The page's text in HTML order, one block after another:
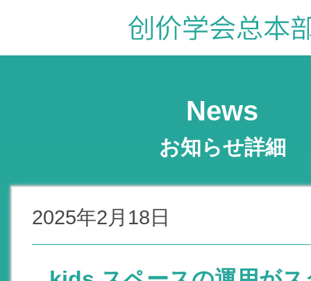
News
お知らせ詳細
2025年2月18日